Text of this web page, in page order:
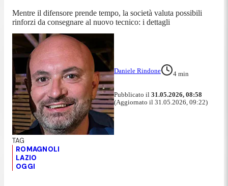
Mentre il difensore prende tempo, la società valuta possibili
rinforzi da consegnare al nuovo tecnico: i dettagli
Daniele Rindone 4 min
Pubblicato il 31.05.2026, 08:58
(Aggiornato il 31.05.2026, 09:22)
ROMAGNOLI
LAZIO
OGGI